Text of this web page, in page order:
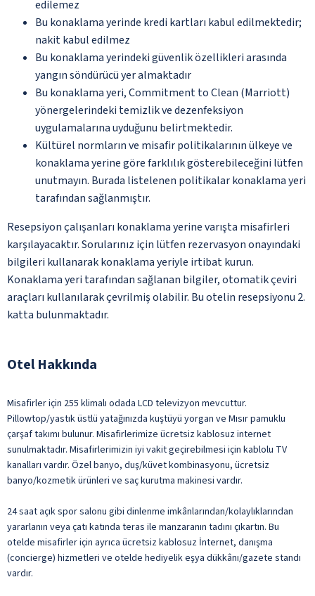
edilemez
Bu konaklama yerinde kredi kartları kabul edilmektedir;
nakit kabul edilmez
Bu konaklama yerindeki güvenlik özellikleri arasında
yangın söndürücü yer almaktadır
Bu konaklama yeri, Commitment to Clean (Marriott)
yönergelerindeki temizlik ve dezenfeksiyon
uygulamalarına uyduğunu belirtmektedir.
Kültürel normların ve misafir politikalarının ülkeye ve
konaklama yerine göre farklılık gösterebileceğini lütfen
unutmayın. Burada listelenen politikalar konaklama yeri
tarafından sağlanmıştır.
Resepsiyon çalışanları konaklama yerine varışta misafirleri
karşılayacaktır. Sorularınız için lütfen rezervasyon onayındaki
bilgileri kullanarak konaklama yeriyle irtibat kurun.
Konaklama yeri tarafından sağlanan bilgiler, otomatik çeviri
araçları kullanılarak çevrilmiş olabilir. Bu otelin resepsiyonu 2.
katta bulunmaktadır.
Otel Hakkında
Misafirler için 255 klimalı odada LCD televizyon mevcuttur.
Pillowtop/yastık üstlü yatağınızda kuştüyü yorgan ve Mısır pamuklu
çarşaf takımı bulunur. Misafirlerimize ücretsiz kablosuz internet
sunulmaktadır. Misafirlerimizin iyi vakit geçirebilmesi için kablolu TV
kanalları vardır. Özel banyo, duş/küvet kombinasyonu, ücretsiz
banyo/kozmetik ürünleri ve saç kurutma makinesi vardır.
24 saat açık spor salonu gibi dinlenme imkânlarından/kolaylıklarından
yararlanın veya çatı katında teras ile manzaranın tadını çıkartın. Bu
otelde misafirler için ayrıca ücretsiz kablosuz İnternet, danışma
(concierge) hizmetleri ve otelde hediyelik eşya dükkânı/gazete standı
vardır.